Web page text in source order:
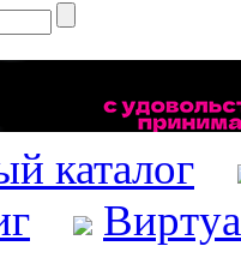
каталог